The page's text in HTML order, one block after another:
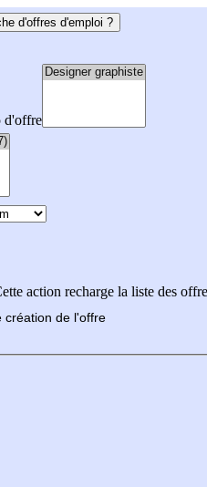
d'offres d'emploi ?
d'offre
action recharge la liste des
création de l'offre